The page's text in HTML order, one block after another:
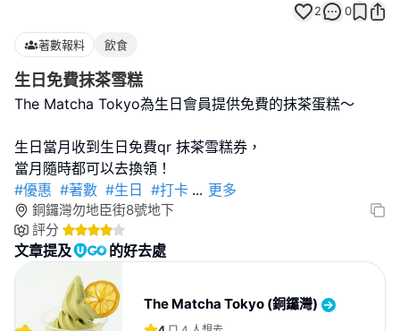
2 0
著數報料 飲食
生日免費抹茶雪糕
The Matcha Tokyo為生日會員提供免費的抹茶蛋糕～
生日當月收到生日免費qr 抹茶雪糕券，
#優惠 #著數 #生日 #打卡 ... 更多
銅鑼灣勿地臣街8號地下
評分
文章提及 的好去處
The Matcha Tokyo (銅鑼灣)